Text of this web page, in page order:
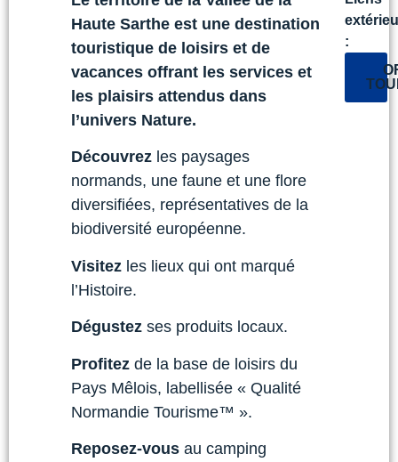
Haute Sarthe est une destination
touristique de loisirs et de
vacances offrant les services et
les plaisirs attendus dans
l’univers Nature.
Découvrez les paysages
normands, une faune et une flore
diversifiées, représentatives de la
biodiversité européenne.
Visitez les lieux qui ont marqué
l’Histoire.
Dégustez ses produits locaux.
Profitez de la base de loisirs du
Pays Mêlois, labellisée « Qualité
Normandie Tourisme™ ».
Reposez-vous au camping
: